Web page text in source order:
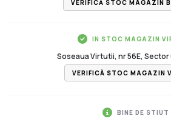
VERIFICĂ STOC MAGAZIN
IN STOC MAGAZIN
Soseaua Virtutii, nr 56E,
VERIFICĂ STOC MAGAZIN
BINE DE STIUT